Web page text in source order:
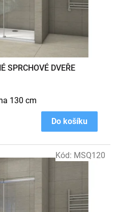
SPRCHOVÉ DVEŘE
Do košíku
130 cm
Kód: MSQ120